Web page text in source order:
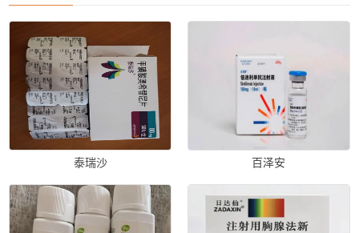
泰瑞沙 百泽安